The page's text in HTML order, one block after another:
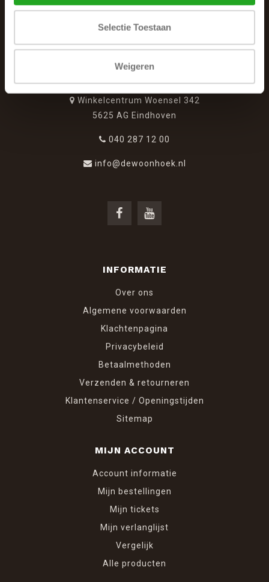
Selectie Toestaan
Weigeren
Winkelcentrum Woensel 342
5625 AG Eindhoven
040 287 12 00
info@dewoonhoek.nl
INFORMATIE
Over ons
Algemene voorwaarden
Klachtenpagina
Privacybeleid
Betaalmethoden
Verzenden & retourneren
Klantenservice / Openingstijden
Sitemap
MIJN ACCOUNT
Account informatie
Mijn bestellingen
Mijn tickets
Mijn verlanglijst
Vergelijk
Alle producten